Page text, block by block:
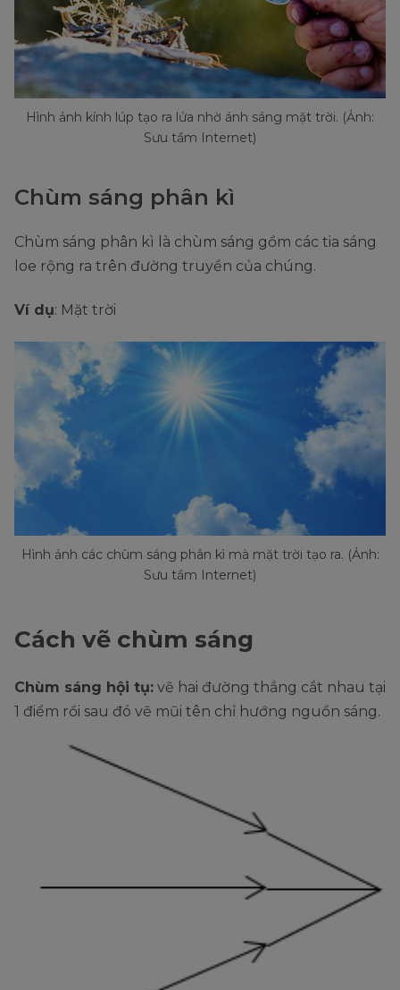
Hình ảnh kính lúp tạo ra lửa nhờ ánh sáng mặt trời. (Ảnh:
Sưu tầm Internet)
Chùm sáng phân kì
Chùm sáng phân kì là chùm sáng gồm các tia sáng
loe rộng ra trên đường truyền của chúng.
Ví dụ: Mặt trời
Hình ảnh các chùm sáng phân kì mà mặt trời tạo ra. (Ảnh:
Sưu tầm Internet)
Cách vẽ chùm sáng
Chùm sáng hội tụ: vẽ hai đường thẳng cắt nhau tại
1 điểm rồi sau đó vẽ mũi tên chỉ hướng nguồn sáng.